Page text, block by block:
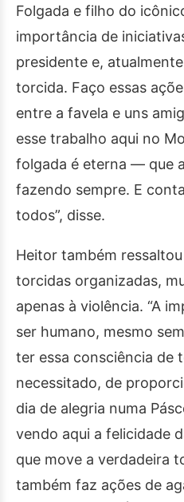
Folgada e filho do
importância de
presidente e,
torcida. Faço essas
entre a favela e uns
esse trabalho aqui no
folgada é eterna — que
fazendo sempre. E
todos”, disse.
Heitor também
torcidas organizadas,
apenas à violência. “A
ser humano, mesmo
ter essa consciência de
necessitado, de
dia de alegria numa
vendo aqui a felicidade
que move a verdadeira
também faz ações de